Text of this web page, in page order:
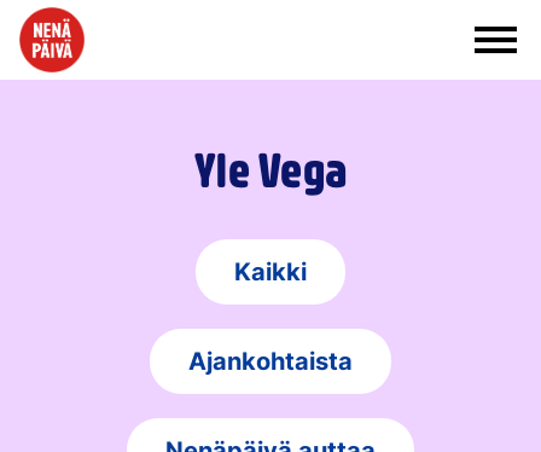
Siirry sisältöön
Yle Vega
Kaikki
Ajankohtaista